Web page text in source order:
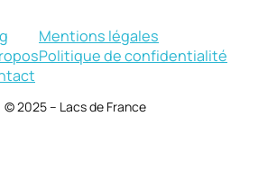
Mentions légales
Politique de confidentialité
© 2025 – Lacs de France